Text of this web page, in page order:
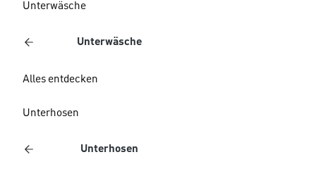
Unterwäsche
Unterwäsche
Alles entdecken
Unterhosen
Unterhosen